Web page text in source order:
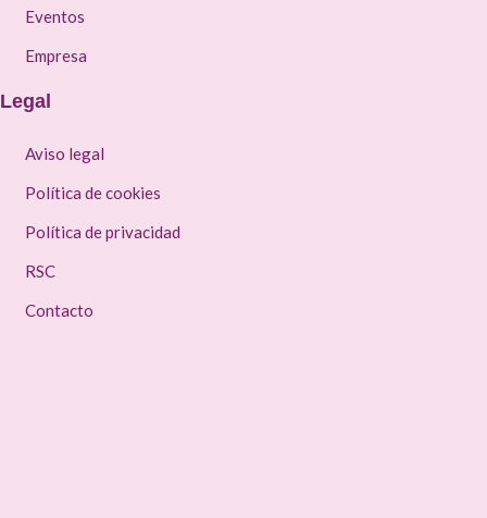
Eventos
Empresa
Legal
Aviso legal
Política de cookies
Política de privacidad
RSC
Contacto